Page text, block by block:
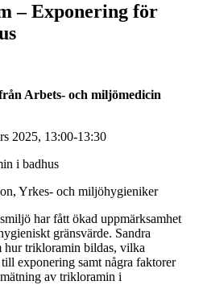
– Exponering för
Arbets- och miljömedicin
2025, 13:00-13:30
i badhus
Yrkes- och miljöhygieniker
har fått ökad uppmärksamhet
gränsvärde. Sandra
hur trikloramin bildas, vilka
exponering samt några faktorer
av trikloramin i